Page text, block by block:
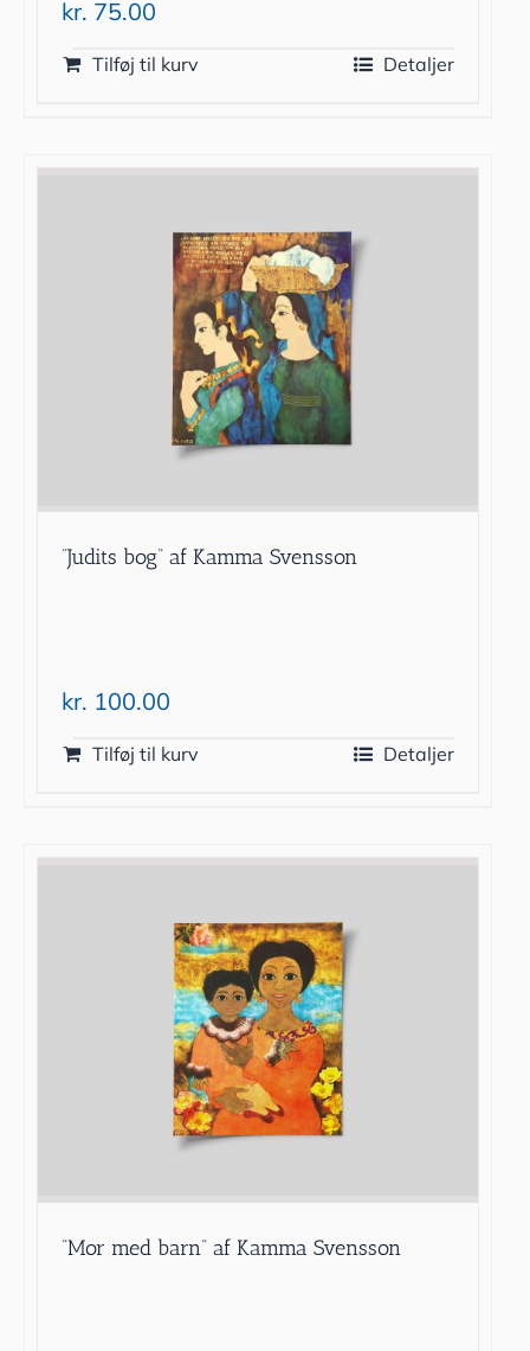
kr. 75.00
Tilføj til kurv Detaljer
”Judits bog” af Kamma Svensson
kr. 100.00
Tilføj til kurv Detaljer
”Mor med barn” af Kamma Svensson